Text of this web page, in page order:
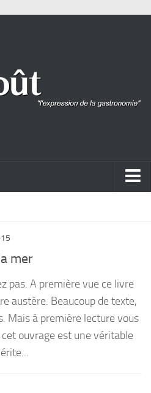
mer
pas. A première vue ce livre
austère. Beaucoup de texte,
Mais à première lecture vous
ouvrage est une véritable